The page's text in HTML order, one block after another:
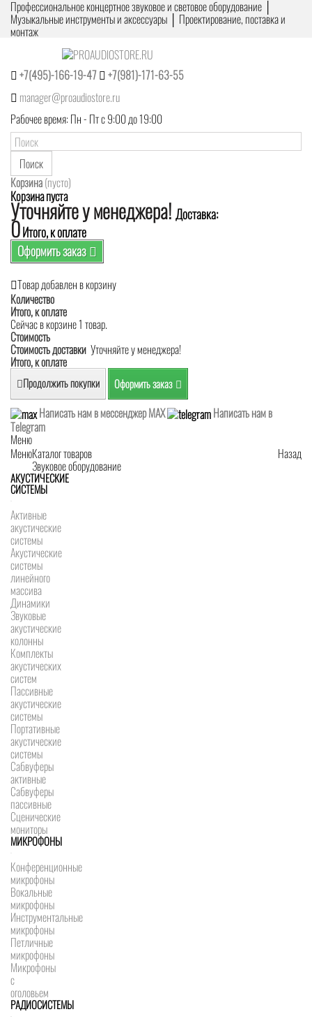
Профессиональное концертное звуковое и световое оборудование │
Музыкальные инструменты и аксессуары │ Проектирование, поставка и
монтаж
+7(495)-166-19-47
+7(981)-171-63-55
manager@proaudiostore.ru
Рабочее время: Пн - Пт с 9:00 до 19:00
Поиск
Корзина(пусто)
Корзина пуста
Уточняйте у менеджера! Доставка:
0Итого, к оплате
Оформить заказ
Товар добавлен в корзину
Количество
Итого, к оплате
Сейчас в корзине 1 товар.
Стоимость
Стоимость доставки Уточняйте у менеджера!
Итого, к оплате
Продолжить покупки Оформить заказ
Написать нам в мессенджер MAX
Написать нам в
Telegram
Меню
Меню
Назад
Каталог товаров
Звуковое оборудование
АКУСТИЧЕСКИЕ
СИСТЕМЫ
Активные
акустические
системы
Акустические
системы
линейного
массива
Динамики
Звуковые
акустические
колонны
Комплекты
акустических
систем
Пассивные
акустические
системы
Портативные
акустические
системы
Сабвуферы
активные
Сабвуферы
пассивные
Сценические
мониторы
МИКРОФОНЫ
Конференционные
микрофоны
Вокальные
микрофоны
Инструментальные
микрофоны
Петличные
микрофоны
Микрофоны
с
оголовьем
РАДИОСИСТЕМЫ